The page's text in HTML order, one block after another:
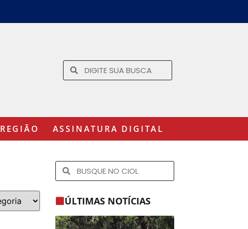
REGIÃO ASSINATURA DIGITAL
ÚLTIMAS NOTÍCIAS